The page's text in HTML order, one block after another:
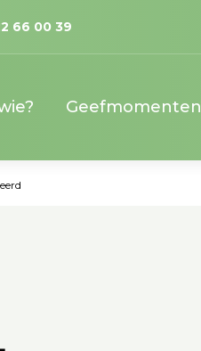
Geefmomenten
66 00 39